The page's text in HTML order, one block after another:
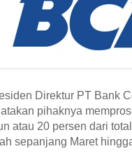
Direktur PT Bank
pihaknya
atau 20 persen dari
sepanjang Maret